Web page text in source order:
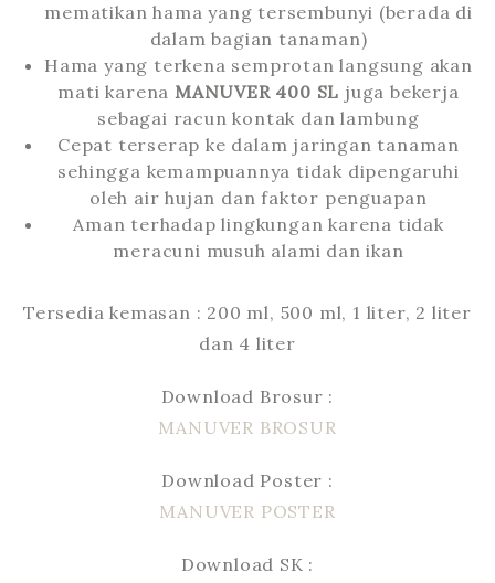
mematikan hama yang tersembunyi (berada di
dalam bagian tanaman)
Hama yang terkena semprotan langsung akan
mati karena MANUVER 400 SL juga bekerja
sebagai racun kontak dan lambung
Cepat terserap ke dalam jaringan tanaman
sehingga kemampuannya tidak dipengaruhi
oleh air hujan dan faktor penguapan
Aman terhadap lingkungan karena tidak
meracuni musuh alami dan ikan
Tersedia kemasan : 200 ml, 500 ml, 1 liter, 2 liter
dan 4 liter
Download Brosur :
MANUVER BROSUR
Download Poster :
MANUVER POSTER
Download SK :